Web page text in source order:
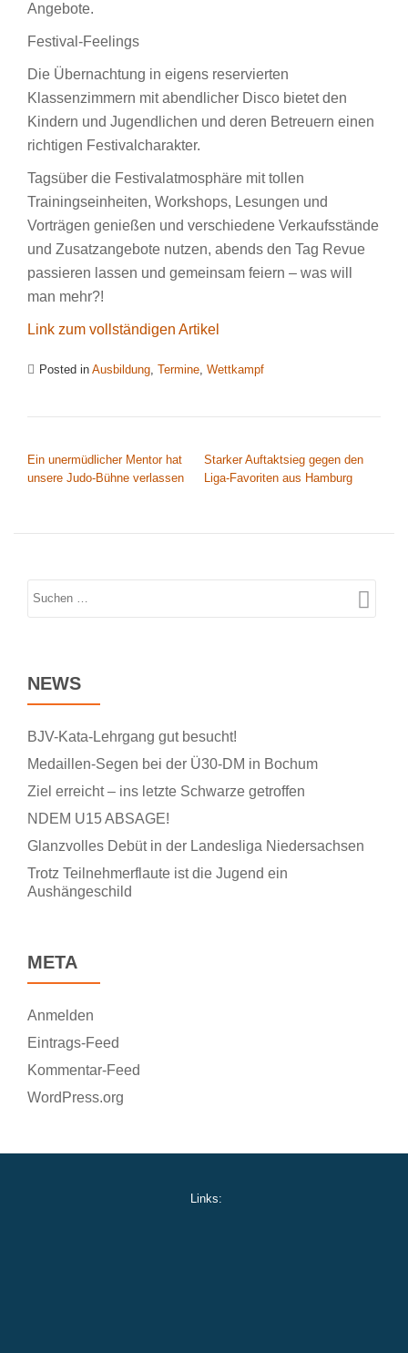
Angebote.
Festival-Feelings
Die Übernachtung in eigens reservierten
Klassenzimmern mit abendlicher Disco bietet den
Kindern und Jugendlichen und deren Betreuern einen
richtigen Festivalcharakter.
Tagsüber die Festivalatmosphäre mit tollen
Trainingseinheiten, Workshops, Lesungen und
Vorträgen genießen und verschiedene Verkaufsstände
und Zusatzangebote nutzen, abends den Tag Revue
passieren lassen und gemeinsam feiern – was will
man mehr?!
Link zum vollständigen Artikel
Posted in Ausbildung, Termine, Wettkampf
Ein unermüdlicher Mentor hat
unsere Judo-Bühne verlassen
Starker Auftaktsieg gegen den
Liga-Favoriten aus Hamburg
NEWS
BJV-Kata-Lehrgang gut besucht!
Medaillen-Segen bei der Ü30-DM in Bochum
Ziel erreicht – ins letzte Schwarze getroffen
NDEM U15 ABSAGE!
Glanzvolles Debüt in der Landesliga Niedersachsen
Trotz Teilnehmerflaute ist die Jugend ein
Aushängeschild
META
Anmelden
Eintrags-Feed
Kommentar-Feed
WordPress.org
Links: